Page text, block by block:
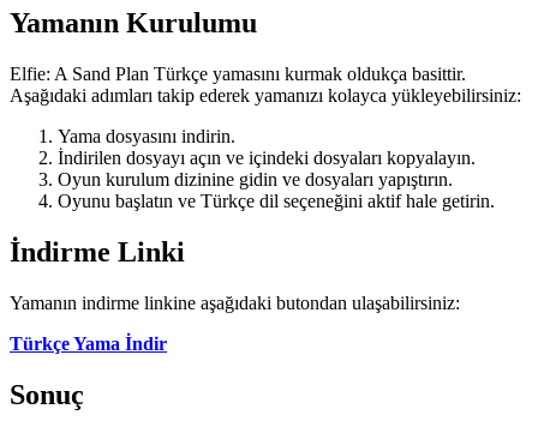
Yamanın Kurulumu
Elfie: A Sand Plan Türkçe yamasını kurmak oldukça basittir.
Aşağıdaki adımları takip ederek yamanızı kolayca yükleyebilirsiniz:
Yama dosyasını indirin.
İndirilen dosyayı açın ve içindeki dosyaları kopyalayın.
Oyun kurulum dizinine gidin ve dosyaları yapıştırın.
Oyunu başlatın ve Türkçe dil seçeneğini aktif hale getirin.
İndirme Linki
Yamanın indirme linkine aşağıdaki butondan ulaşabilirsiniz:
Türkçe Yama İndir
Sonuç